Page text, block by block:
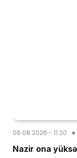
06.08.2026 - 11:20
Nazir ona